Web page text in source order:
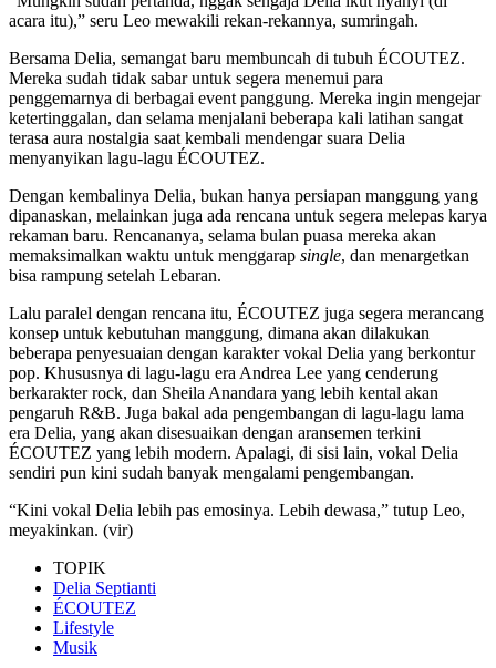
acara itu),” seru Leo mewakili rekan-rekannya, sumringah.
Bersama Delia, semangat baru membuncah di tubuh ÉCOUTEZ.
Mereka sudah tidak sabar untuk segera menemui para
penggemarnya di berbagai event panggung. Mereka ingin mengejar
ketertinggalan, dan selama menjalani beberapa kali latihan sangat
terasa aura nostalgia saat kembali mendengar suara Delia
menyanyikan lagu-lagu ÉCOUTEZ.
Dengan kembalinya Delia, bukan hanya persiapan manggung yang
dipanaskan, melainkan juga ada rencana untuk segera melepas karya
rekaman baru. Rencananya, selama bulan puasa mereka akan
memaksimalkan waktu untuk menggarap single, dan menargetkan
bisa rampung setelah Lebaran.
Lalu paralel dengan rencana itu, ÉCOUTEZ juga segera merancang
konsep untuk kebutuhan manggung, dimana akan dilakukan
beberapa penyesuaian dengan karakter vokal Delia yang berkontur
pop. Khususnya di lagu-lagu era Andrea Lee yang cenderung
berkarakter rock, dan Sheila Anandara yang lebih kental akan
pengaruh R&B. Juga bakal ada pengembangan di lagu-lagu lama
era Delia, yang akan disesuaikan dengan aransemen terkini
ÉCOUTEZ yang lebih modern. Apalagi, di sisi lain, vokal Delia
sendiri pun kini sudah banyak mengalami pengembangan.
“Kini vokal Delia lebih pas emosinya. Lebih dewasa,” tutup Leo,
meyakinkan. (vir)
TOPIK
Delia Septianti
ÉCOUTEZ
Lifestyle
Musik